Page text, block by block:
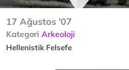
17 Ağustos '07
Kategori Arkeoloji
Hellenistik Felsefe